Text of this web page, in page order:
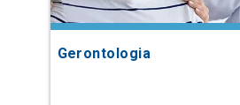
Gerontologia